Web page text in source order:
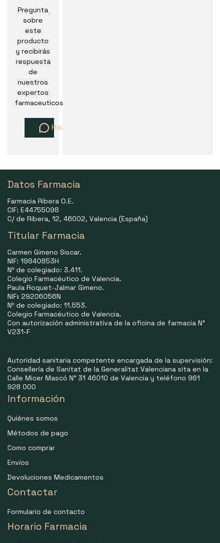
Pregunta
sobre
este
producto
y recibirás
respuesta
de
nuestros
expertos
farmaceuticos
Haz una pregunta
Datos Farmacia
Farmacia Ribera O.E.
CIF: E44755098
C/ de Ribera, 12, 46002, Valencia (España)
Titular Farmacia
Carmen Gimeno Siscar.
NIF: 19840853H
Nº de colegiado: 3.411.
Colegio Farmacéutico de Valencia.
Paula Roquet-Jalmar Gimeno.
NIF: 29206056N
Nº de colegiado: 11.553.
Colegio Farmacéutico de Valencia.
Con autorización administrativa de la oficina de farmacia N°
V231-F
Autoridad sanitaria competente encargada de la supervisión:
Consellería de Sanitat de la Generalitat Valenciana sita en la
Calle Micer Mascó N° 31 46010 de Valencia y teléfono 961
928 000
Información
Quiénes somos
Métodos de pago
Como comprar
Envíos
Devoluciones Medicamentos
Contactar
Formulario de contacto
Horario Farmacia